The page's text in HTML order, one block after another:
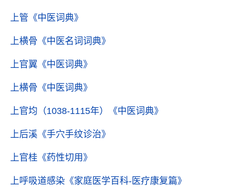
上管 《中医词典》
上横骨 《中医名词词典》
上官翼 《中医词典》
上横骨 《中医词典》
上官均（1038-1115年） 《中医词典》
上后溪 《手穴手纹诊治》
上官桂 《药性切用》
上呼吸道感染 《家庭医学百科-医疗康复篇》